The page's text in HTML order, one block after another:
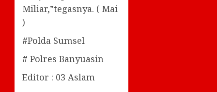
Miliar,”tegasnya. ( Mai
)
#Polda Sumsel
# Polres Banyuasin
Editor : 03 Aslam